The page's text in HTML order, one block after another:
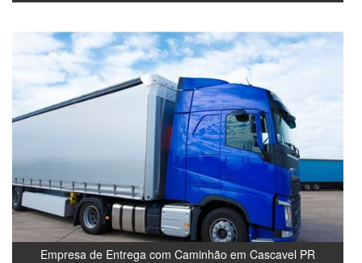
Empresa de Entrega com Caminhão em Cascavel PR